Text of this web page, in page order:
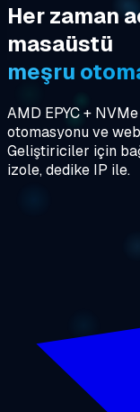
Her zaman
masaüstü
meşru
AMD EPYC +
otomasyonu ve
Geliştiriciler için
izole, dedike IP ile.